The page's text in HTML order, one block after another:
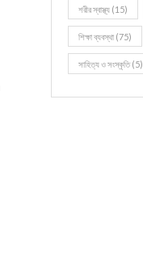
শরীর স্বাস্থ্য (15)
শিক্ষা ব্যবস্থা (75)
সাহিত্য ও সংস্কৃতি(5)